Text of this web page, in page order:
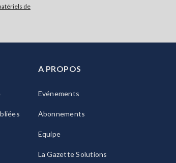
de
A PROPOS
Evénements
Abonnements
Equipe
La Gazette Solutions